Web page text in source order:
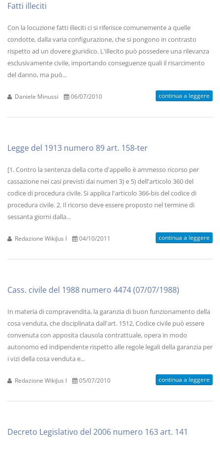
Fatti illeciti
Con la locuzione fatti illeciti ci si riferisce comunemente a quelle
condotte, dalla varia configurazione, che si pongono in contrasto
rispetto ad un dovere giuridico. L'illecito può possedere una rilevanza
esclusivamente civile, importando conseguenze quali il risarcimento
del danno, ma può...
Daniele Minussi 06/07/2010 continua a leggere
Legge del 1913 numero 89 art. 158-ter
[1. Contro la sentenza della corte d'appello è ammesso ricorso per
cassazione nei casi previsti dai numeri 3) e 5) dell'articolo 360 del
codice di procedura civile. Si applica l'articolo 366-bis del codice di
procedura civile. 2. Il ricorso deve essere proposto nel termine di
sessanta giorni dalla...
Redazione WikiJus I 04/10/2011 continua a leggere
Cass. civile del 1988 numero 4474 (07/07/1988)
In materia di compravendita, la garanzia di buon funzionamento della
cosa venduta, che disciplinata dall'art. 1512, Codice civile può essere
convenuta con apposita clausola contrattuale, opera in modo
autonomo ed indipendente rispetto alle regole legali della garanzia per
i vizi della cosa venduta e...
Redazione WikiJus I 05/07/2010 continua a leggere
Decreto Legislativo del 2006 numero 163 art. 141